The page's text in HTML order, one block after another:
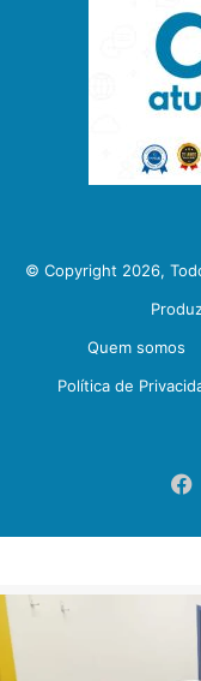
© Copyright 2026,
Quem somos
Política de